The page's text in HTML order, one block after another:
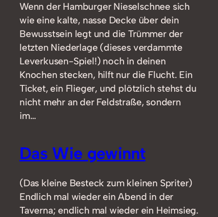
Wenn der Hamburger Nieselschnee sich
wie eine kalte, nasse Decke über dein
Bewusstsein legt und die Trümmer der
letzten Niederlage (dieses verdammte
Leverkusen-Spiel!) noch in deinen
Knochen stecken, hilft nur die Flucht. Ein
Ticket, ein Flieger, und plötzlich stehst du
nicht mehr an der Feldstraße, sondern
im…
Das Wie gewinnt
(Das kleine Besteck zum kleinen Spriter)
Endlich mal wieder ein Abend in der
Taverna; endlich mal wieder ein Heimsieg.